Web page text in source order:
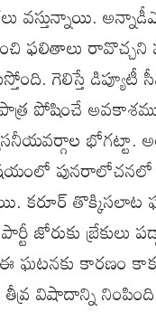
వస్తున్నాయి.
ఫలితాలు రావొచ్చని
గెలిస్తే
పోషించే
భోగట్టా.
పునరాలోచనలో
కరూర్
జోరుకు బ్రేకులు
ఈ ఘటనకు కారణం
విషాదాన్ని